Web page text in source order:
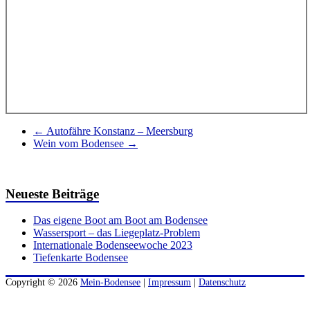
← Autofähre Konstanz – Meersburg
Wein vom Bodensee →
Neueste Beiträge
Das eigene Boot am Boot am Bodensee
Wassersport – das Liegeplatz-Problem
Internationale Bodenseewoche 2023
Tiefenkarte Bodensee
Copyright © 2026 Mein-Bodensee Impressum Datenschutz